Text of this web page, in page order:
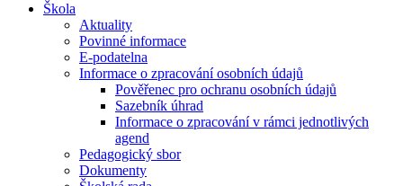
Škola
Aktuality
Povinné informace
E-podatelna
Informace o zpracování osobních údajů
Pověřenec pro ochranu osobních údajů
Sazebník úhrad
Informace o zpracování v rámci jednotlivých
agend
Pedagogický sbor
Dokumenty